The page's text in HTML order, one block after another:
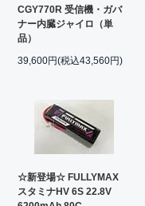
CGY770R 受信機・ガバ
ナー内臓ジャイロ（単
品）
39,600円(税込43,560円)
☆新登場☆ FULLYMAX
スタミナHV 6S 22.8V